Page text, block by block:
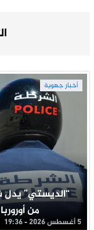
أخبار جهوية
“الديستي” يدل
من
5 أغسطس 2026 - 19:36